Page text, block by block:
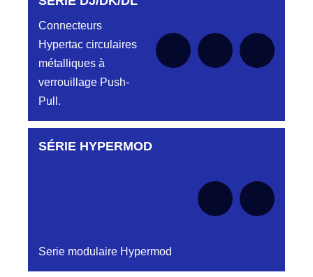
Connecteurs
Hypertac circulaires
métalliques à
verrouillage Push-
Pull.
Aucune pièce disponible pour cette série pour
SÉRIE HYPERMOD
Serie modulaire Hypermod